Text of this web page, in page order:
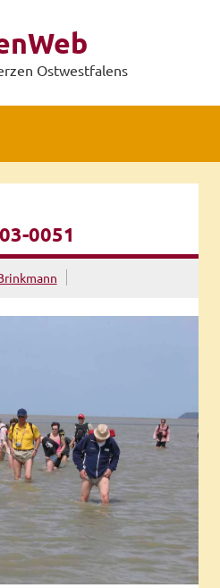
Ostwestfalens
0051